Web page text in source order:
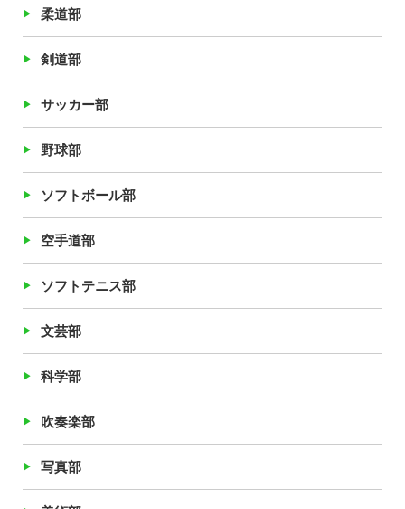
柔道部
剣道部
サッカー部
野球部
ソフトボール部
空手道部
ソフトテニス部
文芸部
科学部
吹奏楽部
写真部